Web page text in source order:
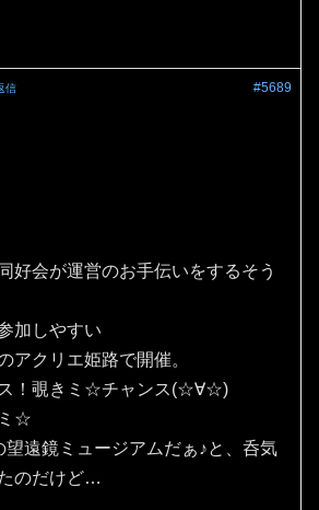
#5689
信
好会が運営のお手伝いをするそう
加しやすい
アクリエ姫路で開催。
！覗きミ☆チャンス(⁠☆⁠∀☆⁠)
☆
望遠鏡ミュージアムだぁ♪と、呑気
のだけど…